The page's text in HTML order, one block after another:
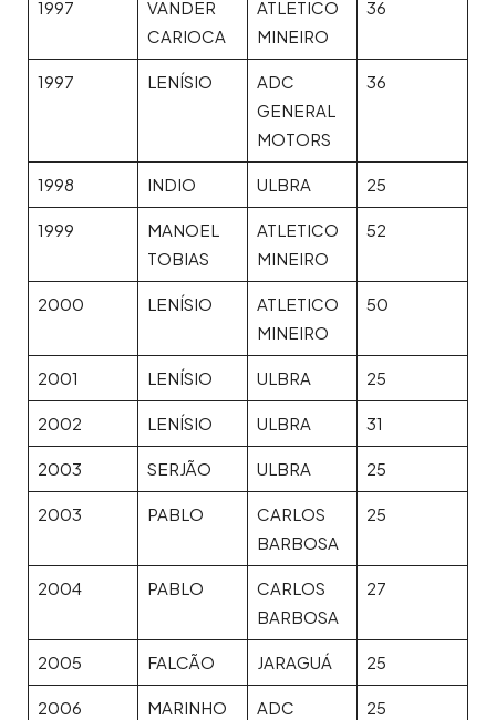
1997
VANDER
CARIOCA
ATLETICO
MINEIRO
36
1997 LENÍSIO
ADC
GENERAL
MOTORS
36
1998 INDIO ULBRA 25
1999
MANOEL
TOBIAS
ATLETICO
MINEIRO
52
2000 LENÍSIO
ATLETICO
MINEIRO
50
2001 LENÍSIO ULBRA 25
2002 LENÍSIO ULBRA 31
2003 SERJÃO ULBRA 25
2003 PABLO
CARLOS
BARBOSA
25
2004 PABLO
CARLOS
BARBOSA
27
2005 FALCÃO JARAGUÁ 25
2006 MARINHO
ADC
25